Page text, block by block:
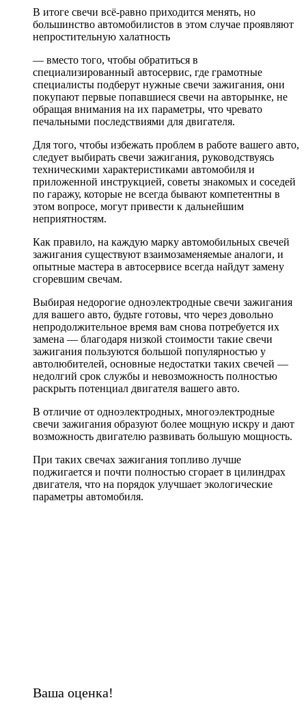
В итоге свечи всё-равно приходится менять, но
большинство автомобилистов в этом случае проявляют
непростительную халатность
— вместо того, чтобы обратиться в
специализированный автосервис, где грамотные
специалисты подберут нужные свечи зажигания, они
покупают первые попавшиеся свечи на авторынке, не
обращая внимания на их параметры, что чревато
печальными последствиями для двигателя.
Для того, чтобы избежать проблем в работе вашего авто,
следует выбирать свечи зажигания, руководствуясь
техническими характеристиками автомобиля и
приложенной инструкцией, советы знакомых и соседей
по гаражу, которые не всегда бывают компетентны в
этом вопросе, могут привести к дальнейшим
неприятностям.
Как правило, на каждую марку автомобильных свечей
зажигания существуют взаимозаменяемые аналоги, и
опытные мастера в автосервисе всегда найдут замену
сгоревшим свечам.
Выбирая недорогие одноэлектродные свечи зажигания
для вашего авто, будьте готовы, что через довольно
непродолжительное время вам снова потребуется их
замена — благодаря низкой стоимости такие свечи
зажигания пользуются большой популярностью у
автолюбителей, основные недостатки таких свечей —
недолгий срок службы и невозможность полностью
раскрыть потенциал двигателя вашего авто.
В отличие от одноэлектродных, многоэлектродные
свечи зажигания образуют более мощную искру и дают
возможность двигателю развивать большую мощность.
При таких свечах зажигания топливо лучше
поджигается и почти полностью сгорает в цилиндрах
двигателя, что на порядок улучшает экологические
параметры автомобиля.
Ваша оценка!